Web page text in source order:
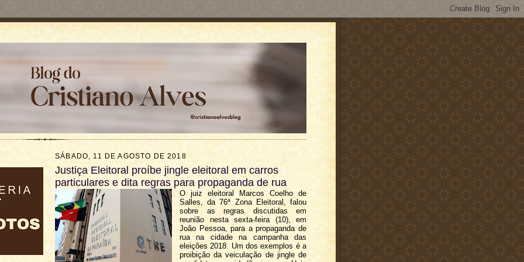
SÁBADO, 11 DE AGOSTO DE 2018
Justiça Eleitoral proíbe jingle eleitoral em carros
particulares e dita regras para propaganda de rua
O juiz eleitoral Marcos Coelho de
Salles, da 76ª Zona Eleitoral, falou
sobre as regras discutidas em
reunião nesta sexta-feira (10), em
João Pessoa, para a propaganda de
rua na cidade na campanha das
eleições 2018. Um dos exemplos é a
proibição da veiculação de jingle de